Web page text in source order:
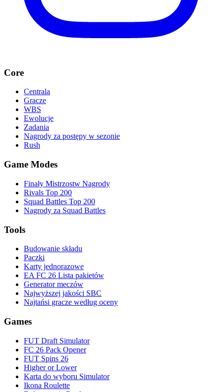
Core
Centrala
Gracze
WBS
Ewolucje
Zadania
Nagrody za postępy w sezonie
Rush
Game Modes
Finały Mistrzostw Nagrody
Rivals Top 200
Squad Battles Top 200
Nagrody za Squad Battles
Tools
Budowanie składu
Paczki
Karty jednorazowe
EA FC 26 Lista pakietów
Generator meczów
Najwyższej jakości SBC
Najtańsi gracze według oceny
Games
FUT Draft Simulator
FC 26 Pack Opener
FUT Spins 26
Higher or Lower
Karta do wyboru Simulator
Ikona Roulette